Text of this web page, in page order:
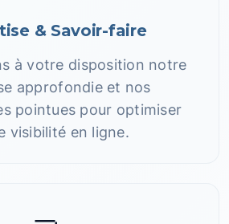
& Savoir-faire
à votre disposition notre
approfondie et nos
pointues pour optimiser
visibilité en ligne.